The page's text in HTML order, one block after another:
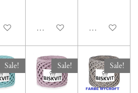
WarenkorbIn den WarenkorbIn den
Sale! Sale! Sale!